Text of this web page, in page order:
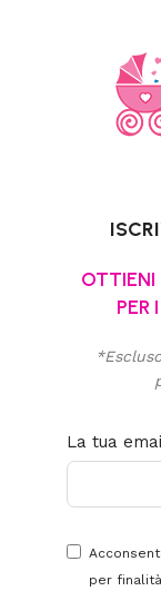
OTTIENI
PER
La tua
per